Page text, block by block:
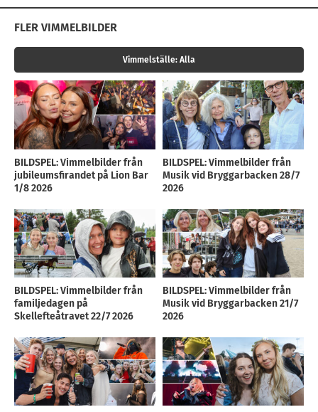
FLER VIMMELBILDER
Vimmelställe: Alla
BILDSPEL: Vimmelbilder från
jubileumsfirandet på Lion Bar
1/8 2026
BILDSPEL: Vimmelbilder från
Musik vid Bryggarbacken 28/7
2026
BILDSPEL: Vimmelbilder från
familjedagen på
Skellefteåtravet 22/7 2026
BILDSPEL: Vimmelbilder från
Musik vid Bryggarbacken 21/7
2026